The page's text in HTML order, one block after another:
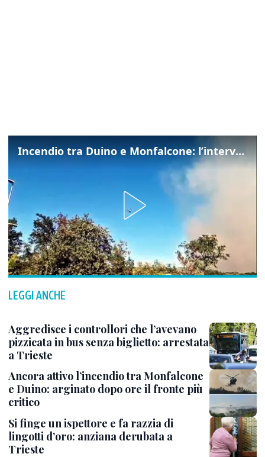
Incendio tra Duino e Monfalcone: l’intervento dei vigili del fuoco
LEGGI ANCHE
Aggredisce i controllori che l’avevano
pizzicata in bus senza biglietto: arrestata
a Trieste
Ancora attivo l’incendio tra Monfalcone
e Duino: arginato dopo ore il fronte più
critico
Si finge un ispettore e fa razzia di
lingotti d’oro: anziana derubata a
Trieste